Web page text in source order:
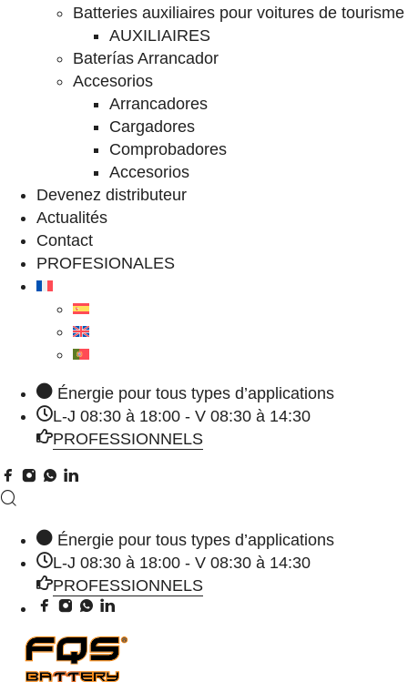
Batteries auxiliaires pour voitures de tourisme
AUXILIAIRES
Baterías Arrancador
Accesorios
Arrancadores
Cargadores
Comprobadores
Accesorios
Devenez distributeur
Actualités
Contact
PROFESIONALES
Énergie pour tous types d’applications
L-J 08:30 à 18:00 - V 08:30 à 14:30
PROFESSIONNELS
Énergie pour tous types d’applications
L-J 08:30 à 18:00 - V 08:30 à 14:30
PROFESSIONNELS